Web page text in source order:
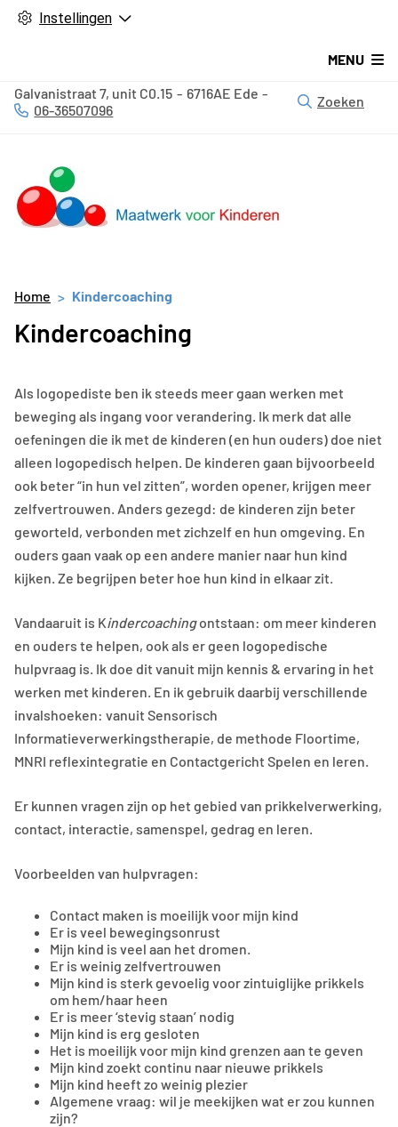
Instellingen
MENU
Galvanistraat 7, unit C0.15 6716AE Ede
Tel:
06-36507096
Zoeken
Home Kindercoaching
Kindercoaching
Als logopediste ben ik steeds meer gaan werken met
beweging als ingang voor verandering. Ik merk dat alle
oefeningen die ik met de kinderen (en hun ouders) doe niet
alleen logopedisch helpen. De kinderen gaan bijvoorbeeld
ook beter “in hun vel zitten”, worden opener, krijgen meer
zelfvertrouwen. Anders gezegd: de kinderen zijn beter
geworteld, verbonden met zichzelf en hun omgeving. En
ouders gaan vaak op een andere manier naar hun kind
kijken. Ze begrijpen beter hoe hun kind in elkaar zit.
Vandaaruit is Kindercoachingontstaan: om meer kinderen
en ouders te helpen, ook als er geen logopedische
hulpvraag is. Ik doe dit vanuit mijn kennis & ervaring in het
werken met kinderen. En ik gebruik daarbij verschillende
invalshoeken: vanuit Sensorisch
Informatieverwerkingstherapie, de methode Floortime,
MNRI reflexintegratie en Contactgericht Spelen en leren.
Er kunnen vragen zijn op het gebied van prikkelverwerking,
contact, interactie, samenspel, gedrag en leren.
Voorbeelden van hulpvragen:
Contact maken is moeilijk voor mijn kind
Er is veel bewegingsonrust
Mijn kind is veel aan het dromen.
Er is weinig zelfvertrouwen
Mijn kind is sterk gevoelig voor zintuiglijke prikkels
om hem/haar heen
Er is meer ‘stevig staan’ nodig
Mijn kind is erg gesloten
Het is moeilijk voor mijn kind grenzen aan te geven
Mijn kind zoekt continu naar nieuwe prikkels
Mijn kind heeft zo weinig plezier
Algemene vraag: wil je meekijken wat er zou kunnen
zijn?